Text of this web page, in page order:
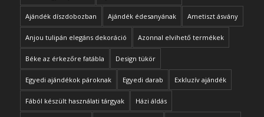
Ajándék díszdobozban Ajándék édesanyának Ametiszt ásvány
Anjou tulipán elegáns dekoráció Azonnal elvihető termékek
Béke az érkezőre fatábla Design tükör
Egyedi ajándékok pároknak Egyedi darab Exkluzív ajándék
Fából készült használati tárgyak Házi áldás